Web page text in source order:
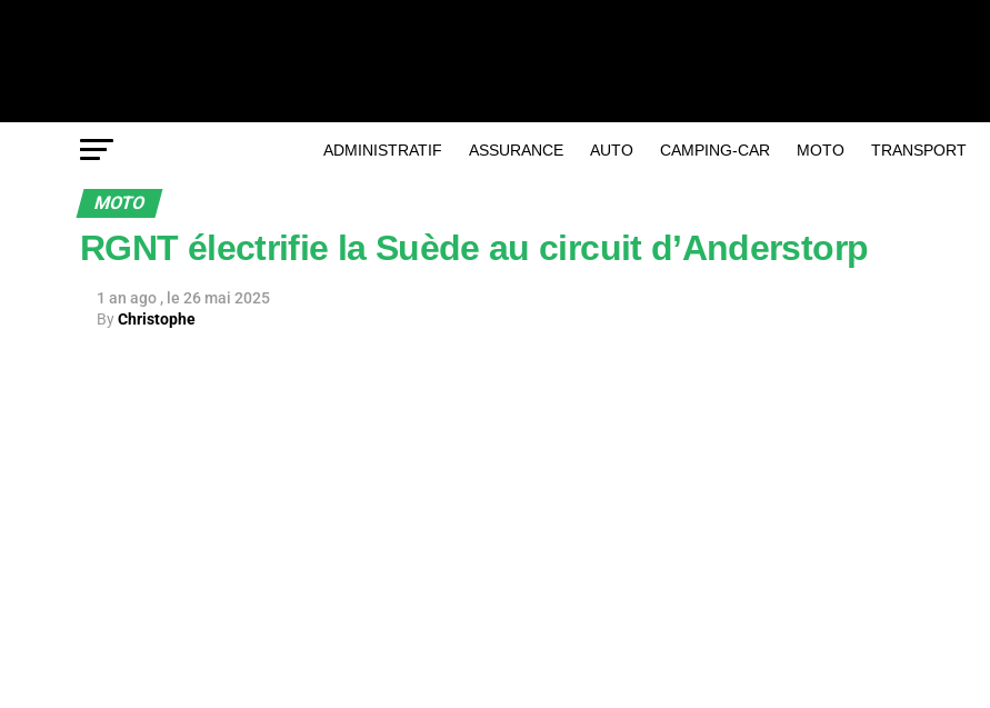
ADMINISTRATIF ASSURANCE AUTO CAMPING-CAR MOTO TRANSPORT
MOTO
RGNT électrifie la Suède au circuit d’Anderstorp
1 an ago
26 mai 2025
ByChristophe